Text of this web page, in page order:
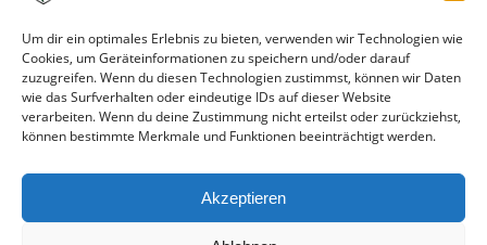
Um dir ein optimales Erlebnis zu bieten, verwenden wir Technologien wie
Cookies, um Geräteinformationen zu speichern und/oder darauf
zuzugreifen. Wenn du diesen Technologien zustimmst, können wir Daten
wie das Surfverhalten oder eindeutige IDs auf dieser Website
verarbeiten. Wenn du deine Zustimmung nicht erteilst oder zurückziehst,
können bestimmte Merkmale und Funktionen beeinträchtigt werden.
Akzeptieren
21
22 23 24 25 26
28
29 30
31
« Sep.
Nov. »
ARCHIV